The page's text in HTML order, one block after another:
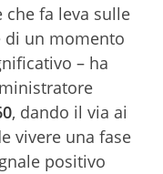
che fa leva sulle
di un momento
– ha
, dando il via ai
vivere una fase
positivo